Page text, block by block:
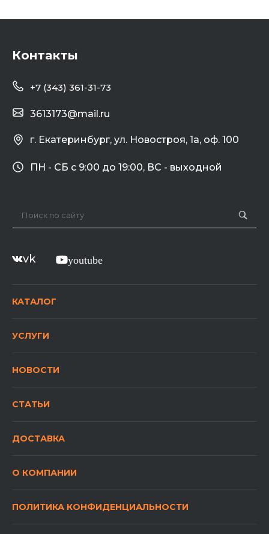
Контакты
+7 (343) 361-31-73
г. Екатеринбург, ул. Новостроя, 1а, оф. 100
3613173@mail.ru
ПН - СБ с 9:00 до 19:00, ВС - выходной
vk youtube
КАТАЛОГ
УСЛУГИ
НОВОСТИ
СТАТЬИ
ДОСТАВКА
О КОМПАНИИ
ПОЛИТИКА КОНФИДЕНЦИАЛЬНОСТИ